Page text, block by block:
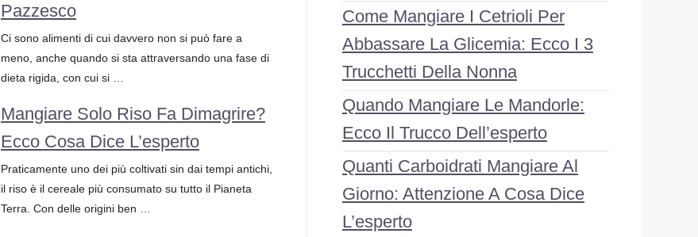
Pazzesco
Ci sono alimenti di cui davvero non si può fare a
meno, anche quando si sta attraversando una fase di
dieta rigida, con cui si …
Mangiare Solo Riso Fa Dimagrire?
Ecco Cosa Dice L’esperto
Praticamente uno dei più coltivati sin dai tempi antichi,
il riso è il cereale più consumato su tutto il Pianeta
Terra. Con delle origini ben …
Come Mangiare I Cetrioli Per
Abbassare La Glicemia: Ecco I 3
Trucchetti Della Nonna
Quando Mangiare Le Mandorle:
Ecco Il Trucco Dell’esperto
Quanti Carboidrati Mangiare Al
Giorno: Attenzione A Cosa Dice
L’esperto